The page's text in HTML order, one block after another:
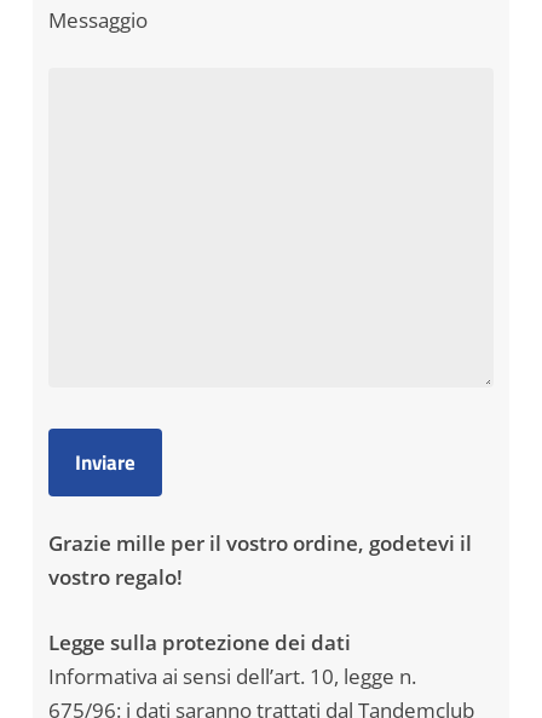
Messaggio
Grazie mille per il vostro ordine, godetevi il
vostro regalo!
Legge sulla protezione dei dati
Informativa ai sensi dell’art. 10, legge n.
675/96: i dati saranno trattati dal Tandemclub